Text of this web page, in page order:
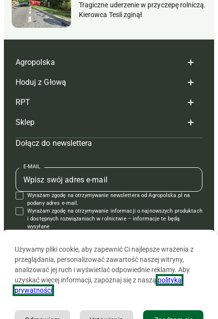
Tragiczne uderzenie w przyczepę rolniczą.
Kierowca Tesli zginął
Agropolska
Redakcja
Reklama
Tagi
Mapa serwisu
Kontakt
Regulamin
Polityka prywatności
Hoduj z Głową
Hoduj z głową bydło
Hoduj z głową świnie
Prenumerata
Redakcja
Kontakt
Reklama
RPT
Redakcja
Prenumerata
Reklama
Kontakt
Krzyżówki
Sklep
Czasopisma i prenumerata
Książki
Regulamin
Dołącz do newslettera
E-MAIL
Wyrażam zgodę na otrzymywanie newslettera od Agropolska.pl na
podany adres e-mail.
Wyrażam zgodę na otrzymywanie informacji o najnowszych produktach
i dostępnych rozwiązaniach w rolnictwie – informacje te będą
wysyłane
Używamy pliki cookie, aby zapewnić Ci najlepsze wrażenia z
przeglądania, personalizować zawartość naszej witryny,
analizować jej ruch i wyświetlać odpowiednie reklamy. Aby
uzyskać więcej informacji, zapoznaj się z naszą polityką
prywatności